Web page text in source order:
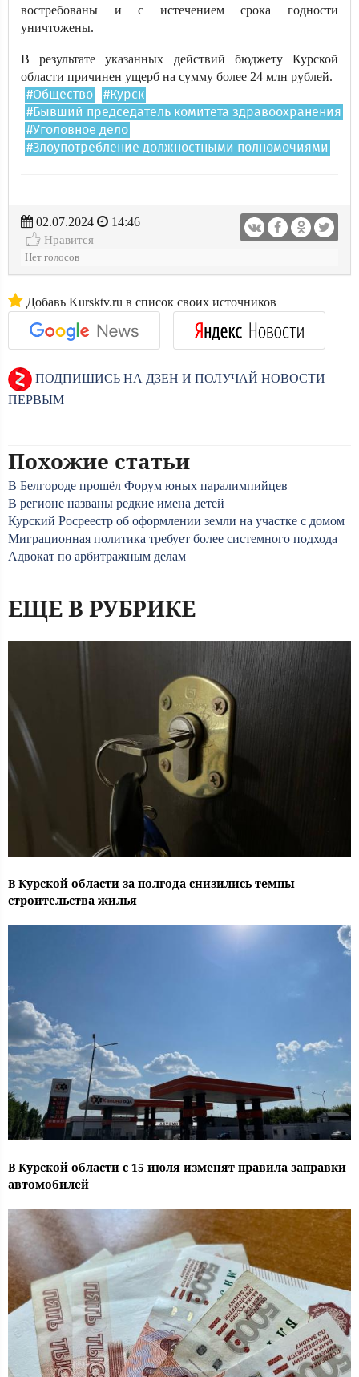
востребованы и с истечением срока годности
уничтожены.
В результате указанных действий бюджету Курской
области причинен ущерб на сумму более 24 млн рублей.
#Общество
#Курск
#Бывший председатель комитета здравоохранения
#Уголовное дело
#Злоупотребление должностными полномочиями
02.07.2024
14:46
Нравится
Нет голосов
Добавь Kursktv.ru в список своих источников
ПОДПИШИСЬ НА ДЗЕН И ПОЛУЧАЙ НОВОСТИ
ПЕРВЫМ
Похожие статьи
В Белгороде прошёл Форум юных паралимпийцев
В регионе названы редкие имена детей
Курский Росреестр об оформлении земли на участке с домом
Миграционная политика требует более системного подхода
Адвокат по арбитражным делам
ЕЩЕ В РУБРИКЕ
В Курской области за полгода снизились темпы
строительства жилья
В Курской области с 15 июля изменят правила заправки
автомобилей